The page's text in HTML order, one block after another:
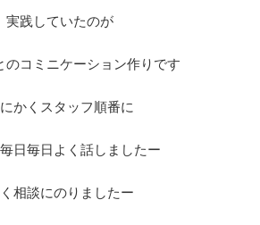
実践していたのが
のコミニケーション作りです
かくスタッフ順番に
日毎日よく話しましたー
相談にのりましたー